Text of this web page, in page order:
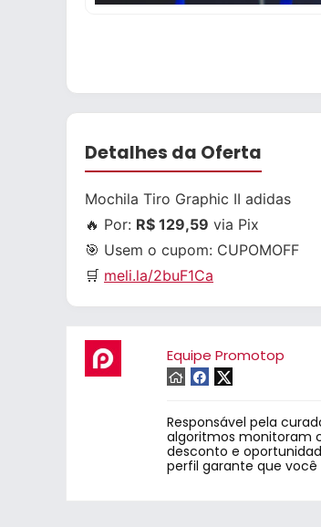
Detalhes da Oferta
Mochila Tiro Graphic II adidas
🔥 Por: R$ 129,59 via Pix
🎯 Usem o cupom: CUPOMOFF
🛒 meli.la/2buF1Ca
Equipe Promotop
Responsável pela
algoritmos monitoram
desconto e
perfil garante que